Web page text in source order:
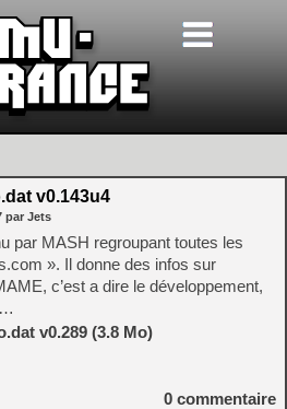
v0.143u4
par Jets
par MASH regroupant toutes les
». Il donne des infos sur
c’est a dire le développement,
v0.289 (3.8 Mo)
0 commentaire